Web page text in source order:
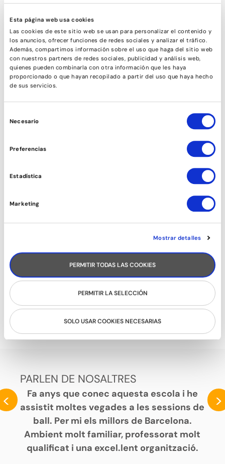
Esta página web usa cookies
Las cookies de este sitio web se usan para personalizar el contenido y
los anuncios, ofrecer funciones de redes sociales y analizar el tráfico.
Además, compartimos información sobre el uso que haga del sitio web
con nuestros partners de redes sociales, publicidad y análisis web,
quienes pueden combinarla con otra información que les haya
proporcionado o que hayan recopilado a partir del uso que haya hecho
de sus servicios.
de
Necesario
Preferencias
Estadística
Marketing
Mostrar detalles
PERMITIR TODAS LAS COOKIES
PERMITIR LA SELECCIÓN
SOLO USAR COOKIES NECESARIAS
BALLFITNESS
PARLEN DE NOSALTRES
<
Fa anys que conec aquesta escola i he
assistit moltes vegades a les sessions de
ball. Per mi els millors de Barcelona.
Ambient molt familiar, professorat molt
qualificat i una excel.lent organització.
>